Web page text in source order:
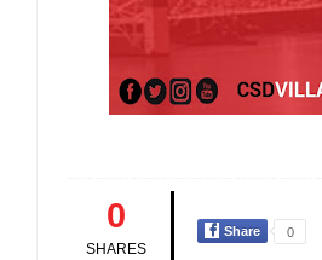
0
SHARES
Share 0